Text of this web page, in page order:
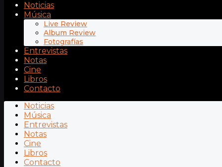
Noticias
Música
Live Review
Album Review
Fotografías
Entrevistas
Notas
Cine
Libros
Contacto
Noticias
Música
Entrevistas
Notas
Cine
Libros
Contacto